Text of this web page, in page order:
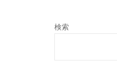
検索